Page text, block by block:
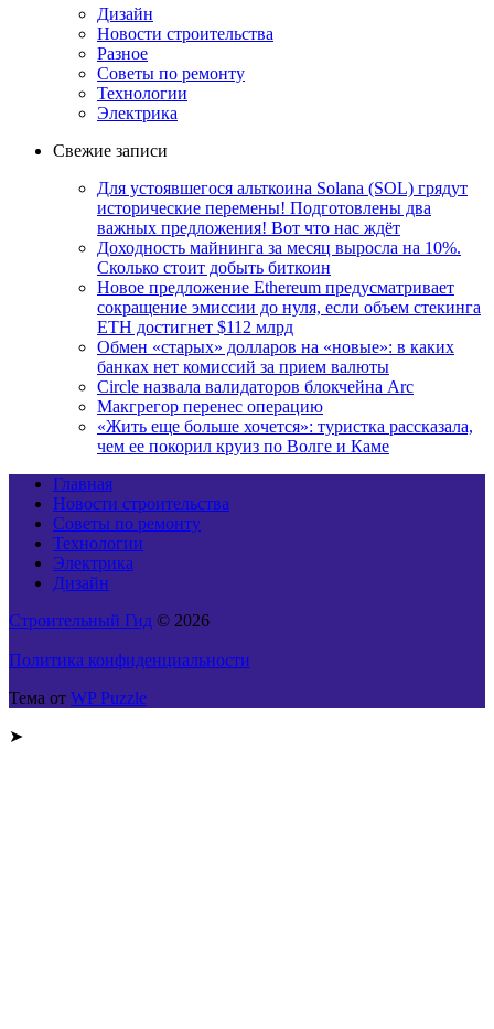
Дизайн
Новости строительства
Разное
Советы по ремонту
Технологии
Электрика
Свежие записи
Для устоявшегося альткоина Solana (SOL) грядут
исторические перемены! Подготовлены два
важных предложения! Вот что нас ждёт
Доходность майнинга за месяц выросла на 10%.
Сколько стоит добыть биткоин
Новое предложение Ethereum предусматривает
сокращение эмиссии до нуля, если объем стекинга
ETH достигнет $112 млрд
Обмен «старых» долларов на «новые»: в каких
банках нет комиссий за прием валюты
Circle назвала валидаторов блокчейна Arc
Макгрегор перенес операцию
«Жить еще больше хочется»: туристка рассказала,
чем ее покорил круиз по Волге и Каме
Главная
Новости строительства
Советы по ремонту
Технологии
Электрика
Дизайн
Строительный Гид © 2026
Политика конфиденциальности
Тема от WP Puzzle
➤